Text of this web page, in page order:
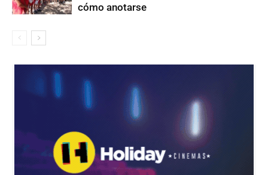
cómo anotarse